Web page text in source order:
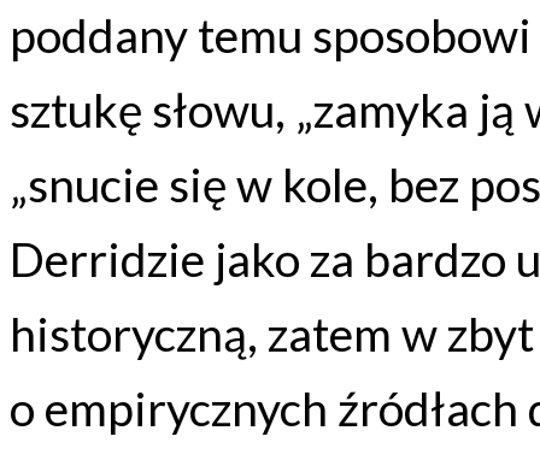
poddany temu
sztukę słowu, „zamyka
„snucie się w kole, bez
Derridzie jako za bardzo
historyczną, zatem w
o empirycznych źródłach